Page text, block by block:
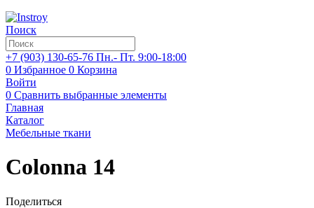
Поиск
+7 (903) 130-65-76 Пн.- Пт. 9:00-18:00
0 Избранное 0 Корзина
Войти
0 Сравнить выбранные элементы
Главная
Каталог
Мебельные ткани
Colonna 14
Поделиться